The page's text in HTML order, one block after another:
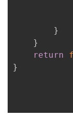
}
}
return
}